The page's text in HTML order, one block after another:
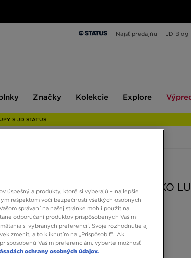
Nájsť predajňu JD Blog
Značky Kolekcie Explore
S JD STATUS
MCKENZIE TRIČKO
6,00 €
úspešný a produkty, ktoré si vyberajú – najlepšie
rešpektom voči bezpečnosti všetkých osobných
správaní na našej stránke mohli použiť na
odporúčaní produktov prispôsobených Vašim
si vybraných preferencií. Svoje rozhodnutie aj
zmeniť, a to kliknutím na „Prispôsobiť”. Ak
Vašim preferenciám, vyberte možnosť
ochrany osobných údajov.